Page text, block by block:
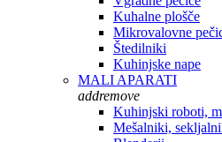
Kuhalne plošče
Mikrovalovne
Štedilniki
Kuhinjske nape
MALI APARATI
addremove
Kuhinjski roboti,
Mešalniki,